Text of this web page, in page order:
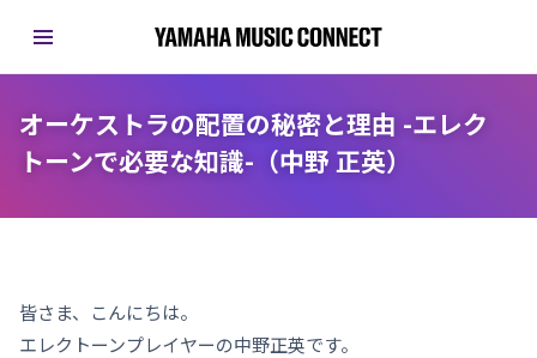
オーケストラの配置の秘密と理由 -エレク
トーンで必要な知識-（中野 正英）
皆さま、こんにちは。
エレクトーンプレイヤーの中野正英です。